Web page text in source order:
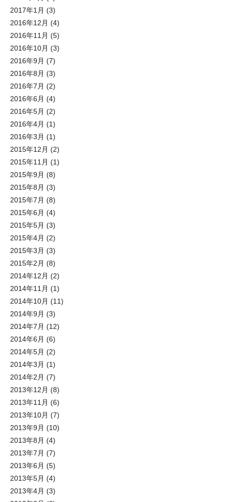
2017年1月 (3)
2016年12月 (4)
2016年11月 (5)
2016年10月 (3)
2016年9月 (7)
2016年8月 (3)
2016年7月 (2)
2016年6月 (4)
2016年5月 (2)
2016年4月 (1)
2016年3月 (1)
2015年12月 (2)
2015年11月 (1)
2015年9月 (8)
2015年8月 (3)
2015年7月 (8)
2015年6月 (4)
2015年5月 (3)
2015年4月 (2)
2015年3月 (3)
2015年2月 (8)
2014年12月 (2)
2014年11月 (1)
2014年10月 (11)
2014年9月 (3)
2014年7月 (12)
2014年6月 (6)
2014年5月 (2)
2014年3月 (1)
2014年2月 (7)
2013年12月 (8)
2013年11月 (6)
2013年10月 (7)
2013年9月 (10)
2013年8月 (4)
2013年7月 (7)
2013年6月 (5)
2013年5月 (4)
2013年4月 (3)